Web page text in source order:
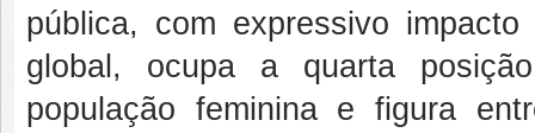
pública, com expressivo
global, ocupa a quarta
população feminina e figura